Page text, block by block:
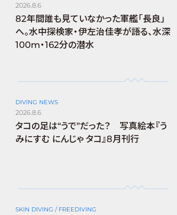
2026.8.6
82年間誰も見ていなかった軍艦「長良」
へ。水中探検家・伊左治佳孝が語る、水深
100m・162分の潜水
DIVING NEWS
2026.8.6
タコの足は“うで”だった？ 写真絵本『う
みにすむ にんじゃ タコ』8月刊行
SKIN DIVING / FREEDIVING